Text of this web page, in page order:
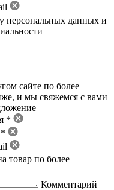
персональных данных и
сайте по более
и мы свяжемся с вами
*
товар по более
Комментарий